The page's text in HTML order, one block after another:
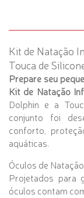
Kit de Natação
Touca de
Prepare seu
Kit de Natação
Dolphin e a
conjunto foi
conforto,
aquáticas.
Óculos de
Projetados para
óculos contam